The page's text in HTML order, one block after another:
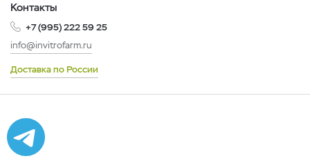
Контакты
+7 (995) 222 59 25
info@invitrofarm.ru
Доставка по России